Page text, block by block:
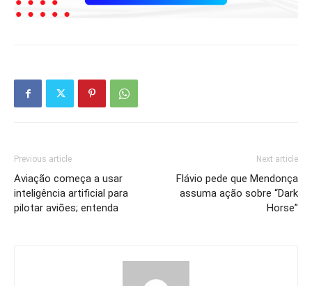
Previous article
Aviação começa a usar
inteligência artificial para
pilotar aviões; entenda
Next article
Flávio pede que Mendonça
assuma ação sobre “Dark
Horse”